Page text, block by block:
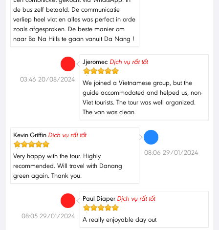
de bus zelf betaald. De communicatie
verliep heel vlot en alles was perfect in orde
zoals afgesproken. De beste manier om
naar Ba Na Hills te gaan vanuit Da Nang !
Jjeromec Dịch vụ rất tốt
We joined a Vietnamese group, but the
guide accommodated and helped us, non-
Viet tourists. The tour was well organized.
The van was clean.
03:46 20/08/2024
Kevin Griffin Dịch vụ rất tốt
Very happy with the tour. Highly
recommended. Will travel with Danang
green again. Thank you.
08:06 29/01/2024
Paul Diaper Dịch vụ rất tốt
A really enjoyable day out
08:05 29/01/2024